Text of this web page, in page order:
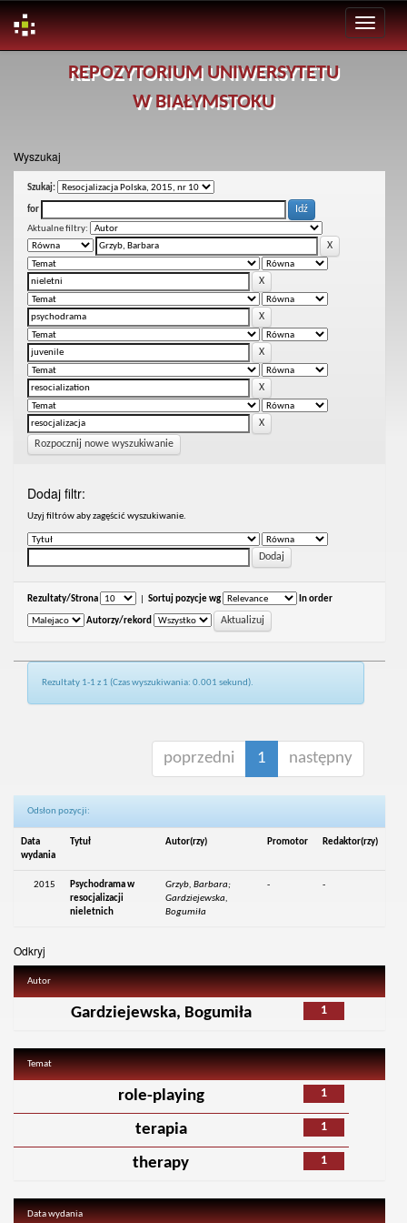
REPOZYTORIUM UNIWERSYTETU
W BIAŁYMSTOKU
Wyszukaj
Szukaj:
for
Aktualne filtry:
Rozpocznij nowe wyszukiwanie
Dodaj filtr:
Uzyj filtrów aby zagęścić wyszukiwanie.
Rezultaty/Strona Sortuj pozycje wg In order
Autorzy/rekord
Rezultaty 1-1 z 1 (Czas wyszukiwania: 0.001 sekund).
poprzedni 1 następny
Odsłon pozycji:
Data
wydania
Tytuł Autor(rzy) Promotor Redaktor(rzy)
2015
Psychodrama w
resocjalizacji
nieletnich
Grzyb, Barbara;
Gardziejewska,
Bogumiła
- -
Odkryj
Autor
1
Gardziejewska, Bogumiła
Temat
1
role-playing
1
terapia
1
therapy
Data wydania